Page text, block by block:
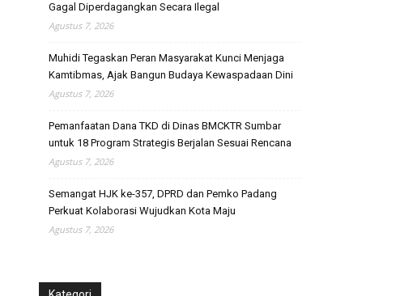
Gagal Diperdagangkan Secara Ilegal
Agustus 7, 2026
Muhidi Tegaskan Peran Masyarakat Kunci Menjaga
Kamtibmas, Ajak Bangun Budaya Kewaspadaan Dini
Agustus 7, 2026
Pemanfaatan Dana TKD di Dinas BMCKTR Sumbar
untuk 18 Program Strategis Berjalan Sesuai Rencana
Agustus 7, 2026
Semangat HJK ke-357, DPRD dan Pemko Padang
Perkuat Kolaborasi Wujudkan Kota Maju
Agustus 7, 2026